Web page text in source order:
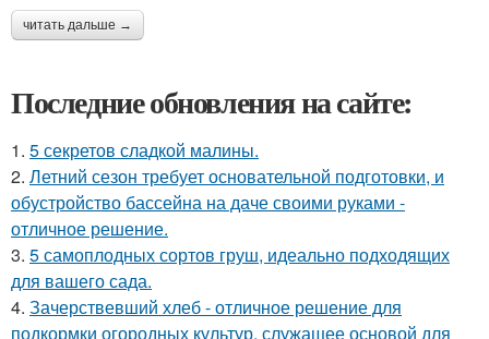
читать дальше →
Последние обновления на сайте:
1. 5 секретов сладкой малины.
2. Летний сезон требует основательной подготовки, и
обустройство бассейна на даче своими руками -
отличное решение.
3. 5 самоплодных сортов груш, идеально подходящих
для вашего сада.
4. Зачерствевший хлеб - отличное решение для
подкормки огородных культур, служащее основой для